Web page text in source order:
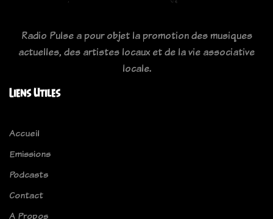
Radio Pulse a pour objet la promotion des musiques
actuelles, des artistes locaux et de la vie associative
locale.
Liens Utiles
Accueil
Emissions
Podcasts
Contact
A Propos